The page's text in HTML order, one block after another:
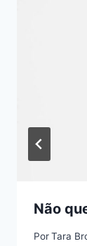
Não
PorTara